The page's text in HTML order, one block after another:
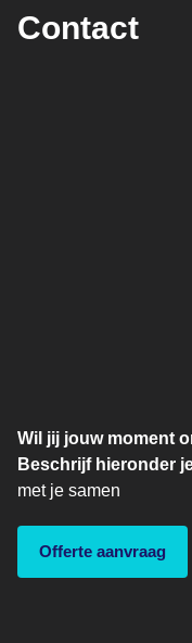
Contact
Wil jij jouw moment
Beschrijf hieronder
met je samen
Offerte aanvraag